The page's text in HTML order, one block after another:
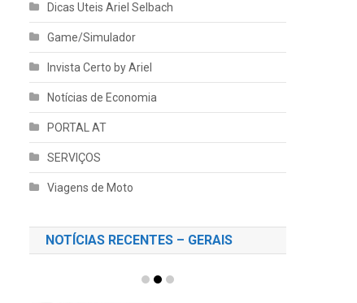
Dicas Uteis Ariel Selbach
Game/Simulador
Invista Certo by Ariel
Notícias de Economia
PORTAL AT
SERVIÇOS
Viagens de Moto
NOTÍCIAS RECENTES – GERAIS